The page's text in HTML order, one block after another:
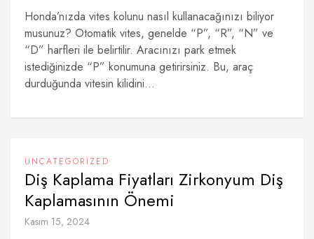
Honda’nızda vites kolunu nasıl kullanacağınızı biliyor
musunuz? Otomatik vites, genelde “P”, “R”, “N” ve
“D” harfleri ile belirtilir. Aracınızı park etmek
istediğinizde “P” konumuna getirirsiniz. Bu, araç
durduğunda vitesin kilidini...
UNCATEGORIZED
Diş Kaplama Fiyatları Zirkonyum Diş
Kaplamasının Önemi
Kasım 15, 2024